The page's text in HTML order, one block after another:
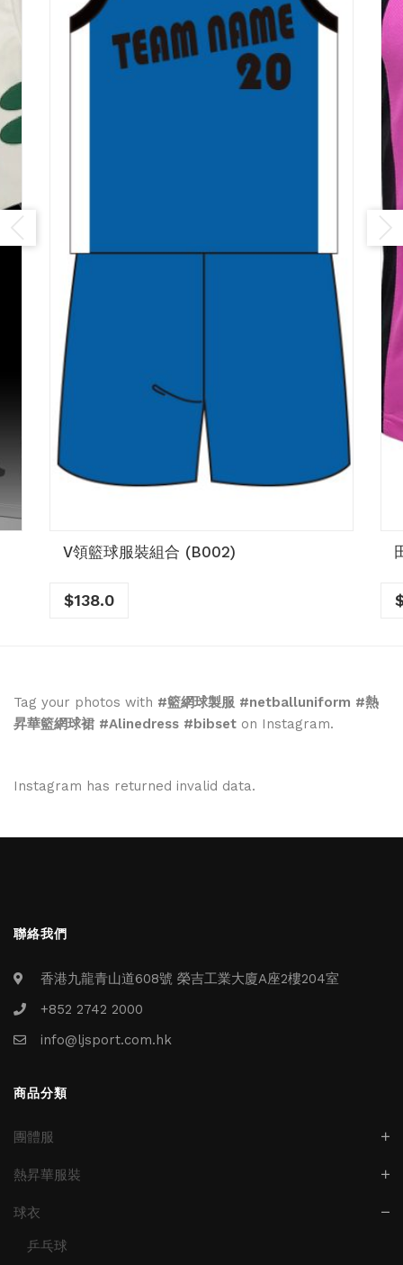
V領籃球服裝組合 (B002)
$138.0
Tag your photos with #籃網球製服 #netballuniform #熱
昇華籃網球裙 #Alinedress #bibset on Instagram.
Instagram has returned invalid data.
聯絡我們
香港九龍青山道608號 榮吉工業大廈A座2樓204室
+852 2742 2000
info@ljsport.com.hk
商品分類
團體服
熱昇華服裝
球衣
乒乓球